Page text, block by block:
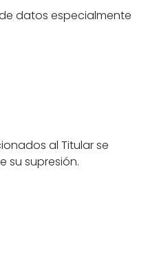
datos especialmente
al Titular se
su supresión.